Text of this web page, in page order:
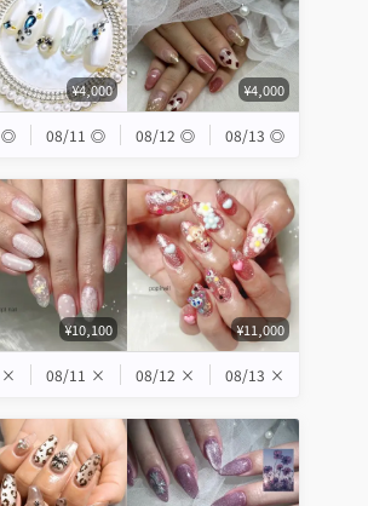
¥4,000 ¥4,000
◎ 08/11 ◎ 08/12 ◎ 08/13 ◎
¥10,100 ¥11,000
× 08/11 × 08/12 × 08/13 ×